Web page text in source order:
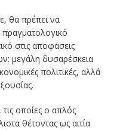
θα πρέπει να
στις αποφάσεις
μεγάλη δυσαρέσκεια
πολιτικές, αλλά
οποίες ο απλός
θέτοντας ως αιτία